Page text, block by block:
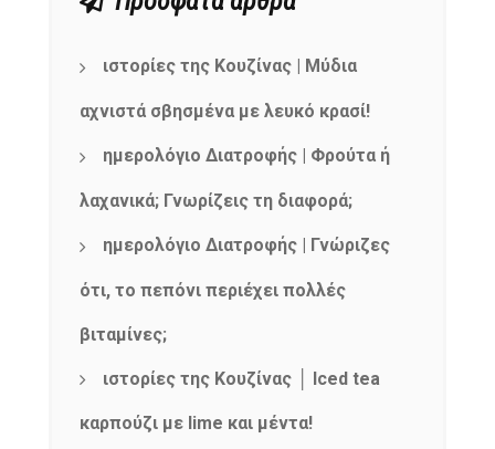
ιστορίες της Κουζίνας | Μύδια
αχνιστά σβησμένα με λευκό κρασί!
ημερολόγιο Διατροφής | Φρούτα ή
λαχανικά; Γνωρίζεις τη διαφορά;
ημερολόγιο Διατροφής | Γνώριζες
ότι, το πεπόνι περιέχει πολλές
βιταμίνες;
ιστορίες της Κουζίνας │ Iced tea
καρπούζι με lime και μέντα!